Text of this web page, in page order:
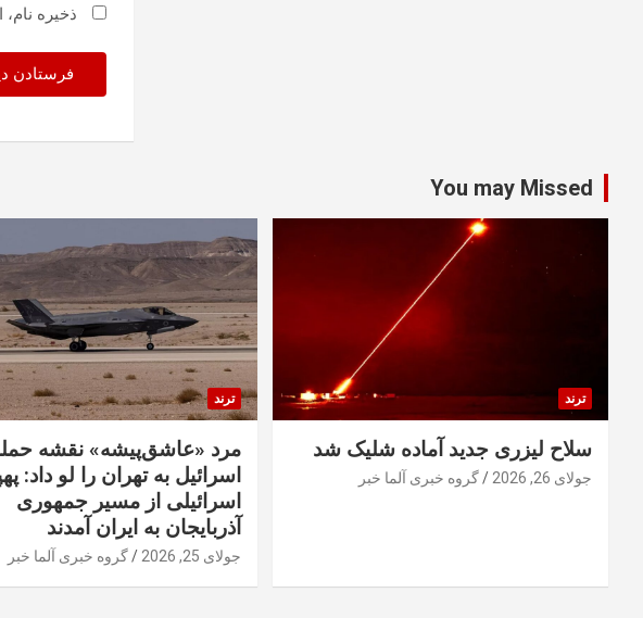
ذخیره
You may Missed
ترند
سلاح لیزری جدید آماده شلیک شد
جولای 26, 2026 گروه خبری آلما خبر
ترند
مرد «عاشق‌پیشه» نقشه
اسرائیل به تهران را لو داد:
اسرائیلی از مسیر جمهوری
آذربایجان به ایران آمدند
جولای 25, 2026 گروه خبری آلما خبر